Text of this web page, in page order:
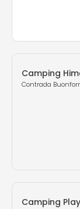
Camping
Contrada
Camping